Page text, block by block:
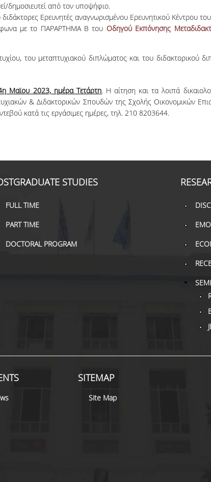
δημοσιευτεί από τον υποψήφιο.
Ερευνητές αναγνωρισμένου Ερευνητικού Κέντρου
με το ΠΑΡΑΡΤΗΜΑ Β του Οδηγού Εκπόνησης
του μεταπτυχιακού διπλώματος και του
Μαϊου 2023, ημέρα Τετάρτη. Η αίτηση και τα λοιπά
& Διδακτορικών Σπουδών της Σχολής Οικονομικών
κατά τις εργάσιμες ημέρες, τηλ. 210 8203644.
STUDIES
FULL TIME
PART TIME
DOCTORAL PROGRAM
SITEMAP
Site Map